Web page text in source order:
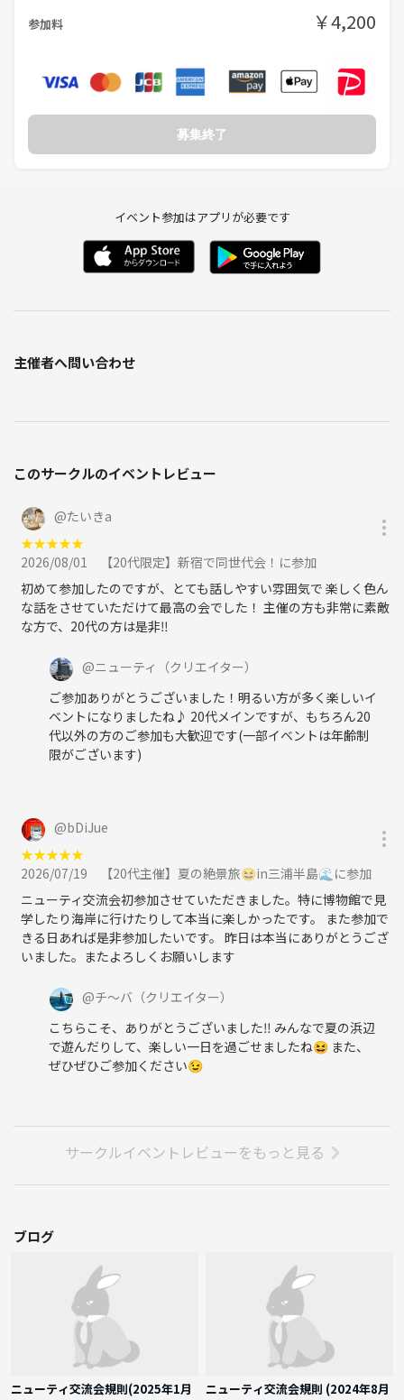
参加料 ￥4,200
募集終了
イベント参加はアプリが必要です
主催者へ問い合わせ
このサークルのイベントレビュー
@たいきa
★★★★★
2026/08/01
【20代限定】新宿で同世代会！に参加
初めて参加したのですが、とても話しやすい雰囲気で 楽しく色ん
な話をさせていただけて最高の会でした！ 主催の方も非常に素敵
な方で、20代の方は是非‼️
@ニューティ
（クリエイター）
ご参加ありがとうございました！明るい方が多く楽しいイ
ベントになりましたね♪ 20代メインですが、もちろん20
代以外の方のご参加も大歓迎です(一部イベントは年齢制
限がございます)
@bDiJue
★★★★★
2026/07/19
【20代主催】夏の絶景旅😆in三浦半島🌊に参加
ニューティ交流会初参加させていただきました。特に博物館で見
学したり海岸に行けたりして本当に楽しかったです。 また参加で
きる日あれば是非参加したいです。 昨日は本当にありがとうござ
いました。またよろしくお願いします
@チ〜バ （クリエイター）
こちらこそ、ありがとうございました‼️ みんなで夏の浜辺
で遊んだりして、楽しい一日を過ごせましたね😆 また、
ぜひぜひご参加ください😉
サークルイベントレビューをもっと見る
ブログ
ニューティ交流会規則(2025年1月
ニューティ交流会規則 (2024年8月